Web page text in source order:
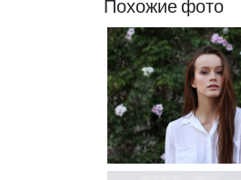
Похожие фото